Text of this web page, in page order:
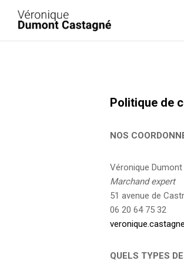
Politique de
NOS
Véronique
Marchand expert
51 avenue de
‭06 20 64 75 32‬
QUELS TYPES